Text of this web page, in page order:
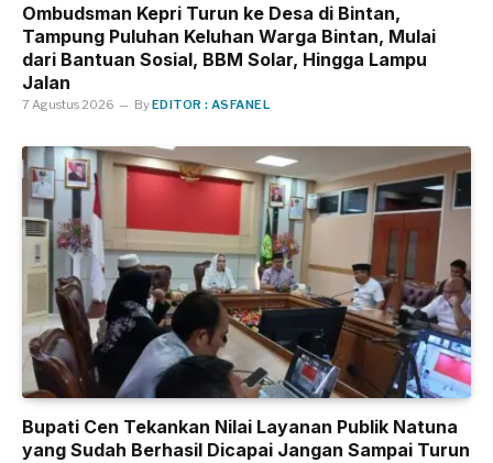
Ombudsman Kepri Turun ke Desa di Bintan,
Tampung Puluhan Keluhan Warga Bintan, Mulai
dari Bantuan Sosial, BBM Solar, Hingga Lampu
Jalan
7 Agustus 2026 ByEDITOR : ASFANEL
Bupati Cen Tekankan Nilai Layanan Publik Natuna
yang Sudah Berhasil Dicapai Jangan Sampai Turun